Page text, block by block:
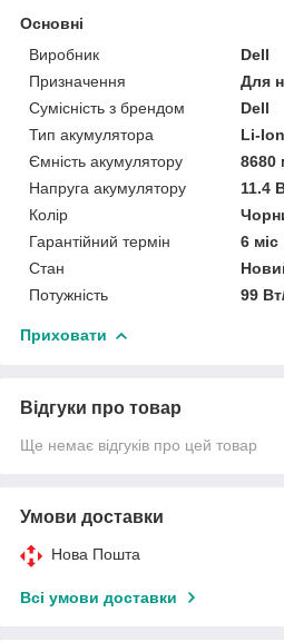
Основні
Виробник
Dell
Призначення
Для
Сумісність з брендом
Dell
Тип акумулятора
Li-Ion
Ємність акумулятору
8680
Напруга акумулятору
11.4
Колір
Гарантійний термін
6 міс
Стан
Потужність
99
Приховати
Відгуки про товар
Ще немає відгуків про цей товар
Умови доставки
Нова Пошта
Всі умови доставки